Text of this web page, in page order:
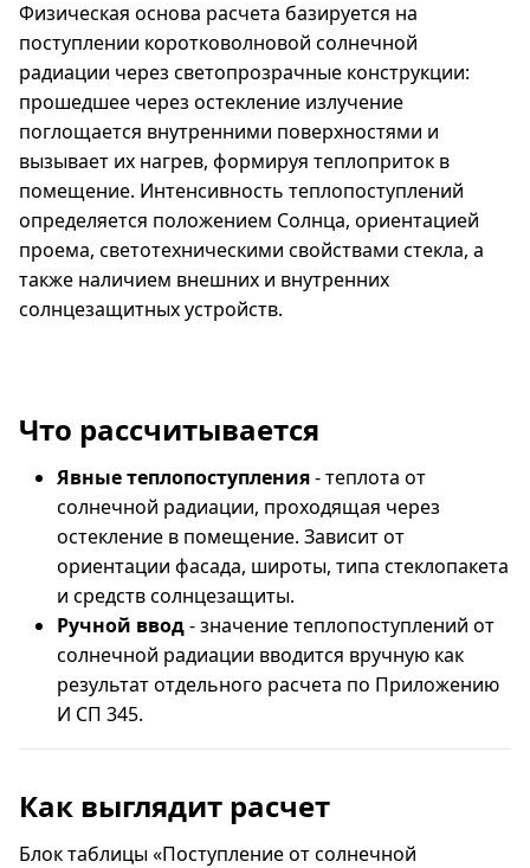
Физическая основа расчета базируется на
поступлении коротковолновой солнечной
радиации через светопрозрачные конструкции:
прошедшее через остекление излучение
поглощается внутренними поверхностями и
вызывает их нагрев, формируя теплоприток в
помещение. Интенсивность теплопоступлений
определяется положением Солнца, ориентацией
проема, светотехническими свойствами стекла, а
также наличием внешних и внутренних
солнцезащитных устройств.
Что рассчитывается
Явные теплопоступления- теплота от
солнечной радиации, проходящая через
остекление в помещение. Зависит от
ориентации фасада, широты, типа стеклопакета
и средств солнцезащиты.
Ручной ввод- значение теплопоступлений от
солнечной радиации вводится вручную как
результат отдельного расчета по Приложению
И СП 345.
Как выглядит расчет
Блок таблицы «Поступление от солнечной